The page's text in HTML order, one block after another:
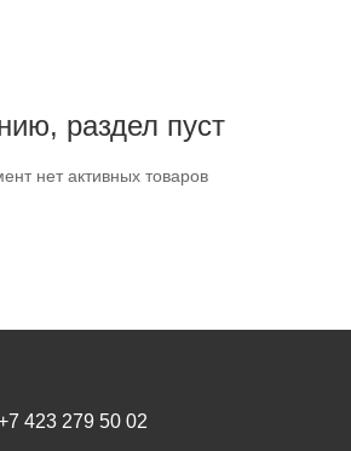
раздел пуст
нет активных товаров
423 279 50 02